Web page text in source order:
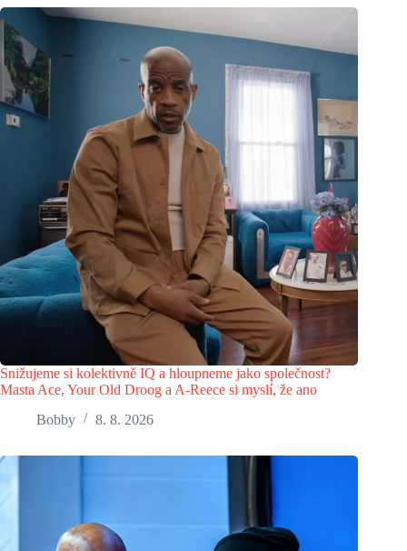
Snižujeme si kolektivně IQ a hloupneme jako společnost?
Masta Ace, Your Old Droog a A-Reece si myslí, že ano
Bobby
8. 8. 2026